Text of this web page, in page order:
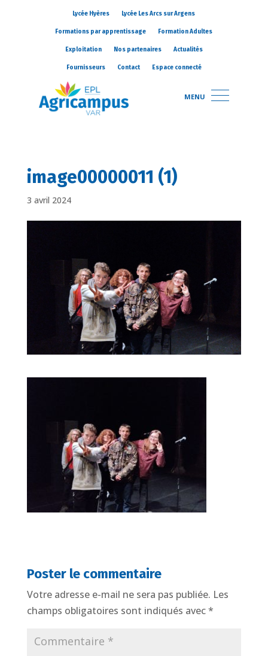
Lycée Hyères Lycée Les Arcs sur Argens
Formations par apprentissage Formation Adultes
Exploitation Nos partenaires Actualités
Fournisseurs Contact Espace connecté
MENU
image00000011 (1)
3 avril 2024
Poster le commentaire
Votre adresse e-mail ne sera pas publiée. Les
champs obligatoires sont indiqués avec*